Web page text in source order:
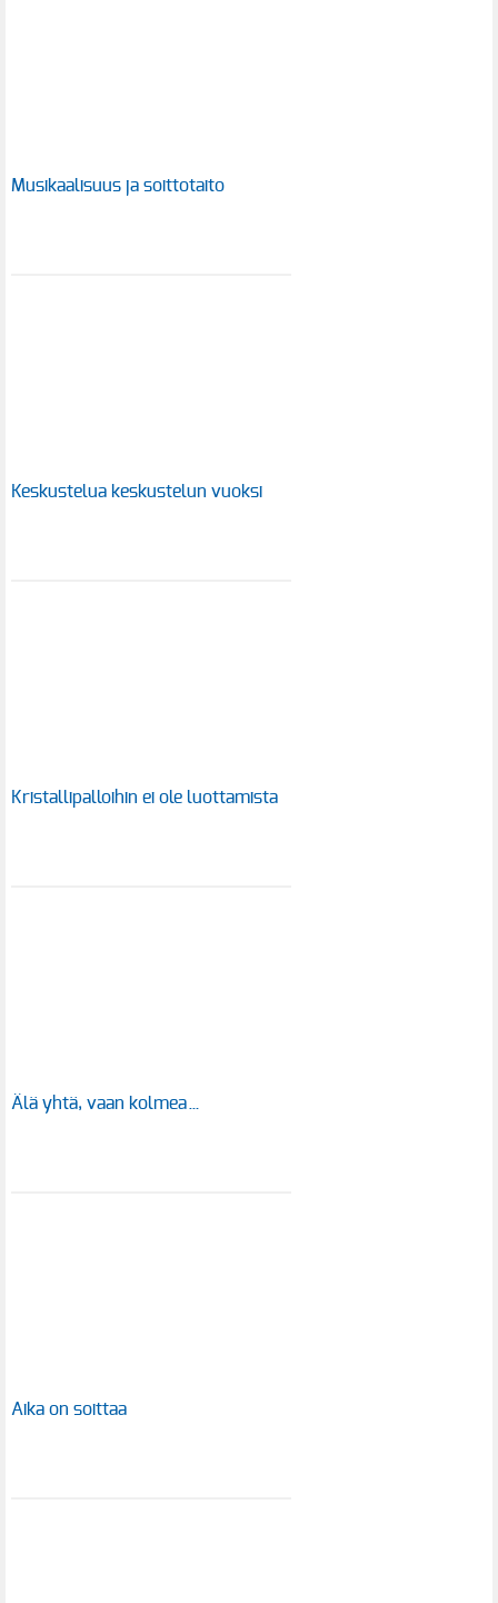
Musikaalisuus ja soittotaito
Keskustelua keskustelun vuoksi
Kristallipalloihin ei ole luottamista
Älä yhtä, vaan kolmea…
Aika on soittaa